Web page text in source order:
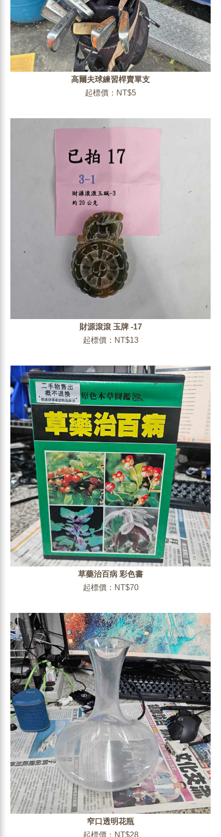
高爾夫球練習桿賣單支
起標價：NT$5
財源滾滾 玉牌 -17
起標價：NT$13
草藥治百病 彩色書
起標價：NT$70
窄口透明花瓶
起標價：NT$28